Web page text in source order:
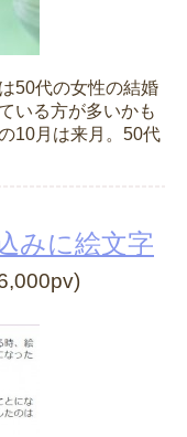
50代の女性の結婚
いる方が多いかも
10月は来月。50代
みに絵文字